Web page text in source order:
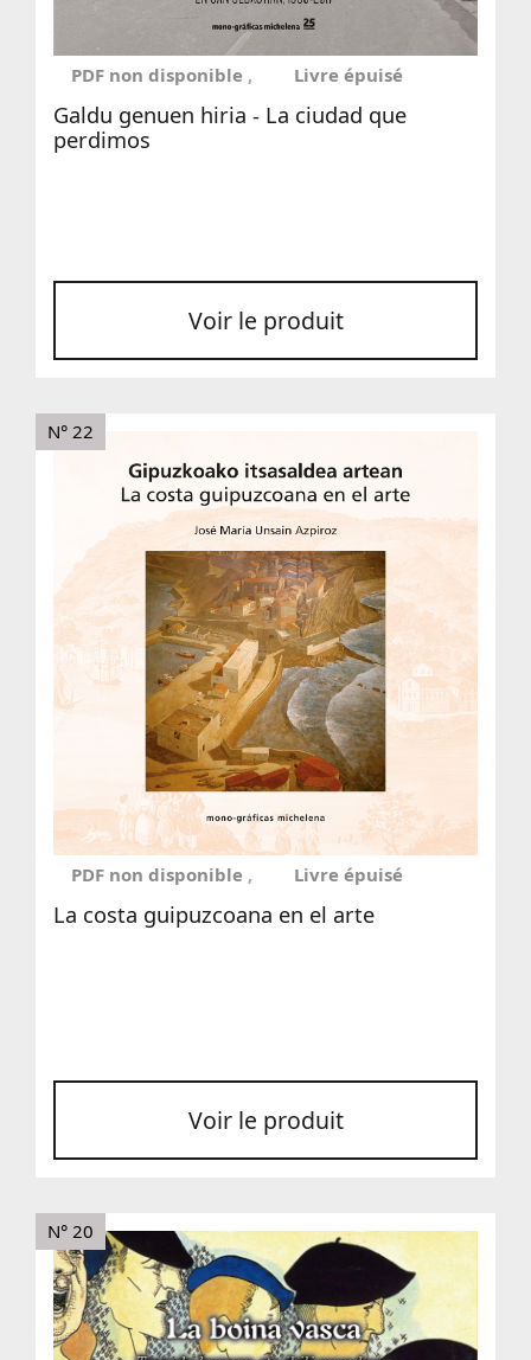
PDF non disponible Livre épuisé
Galdu genuen hiria - La ciudad que
perdimos
Voir le produit
N° 22
PDF non disponible Livre épuisé
La costa guipuzcoana en el arte
Voir le produit
N° 20